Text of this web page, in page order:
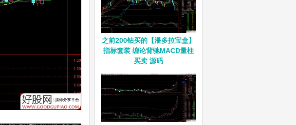
之前200钻买的【潘多拉宝盒】
指标套装 缠论背驰MACD量柱
买卖 源码